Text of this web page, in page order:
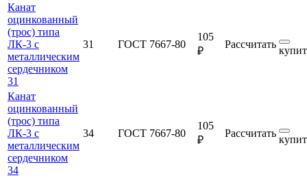
Канат
оцинкованный
(трос) типа
ЛК-3 с
металлическим
сердечником
31
31 ГОСТ 7667-80
105
₽
Рассчитать
Канат
оцинкованный
(трос) типа
ЛК-3 с
металлическим
сердечником
34
34 ГОСТ 7667-80
105
₽
Рассчитать